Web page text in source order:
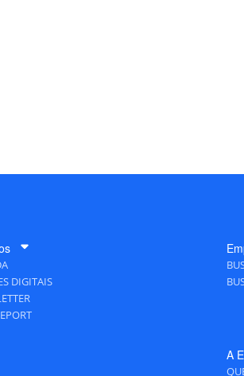
DIGITAIS
A